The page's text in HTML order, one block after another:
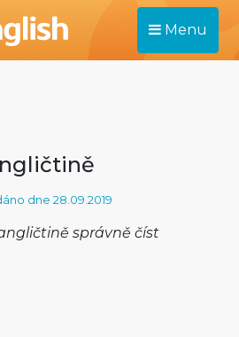
Menu
dne 28.09.2019
správně číst